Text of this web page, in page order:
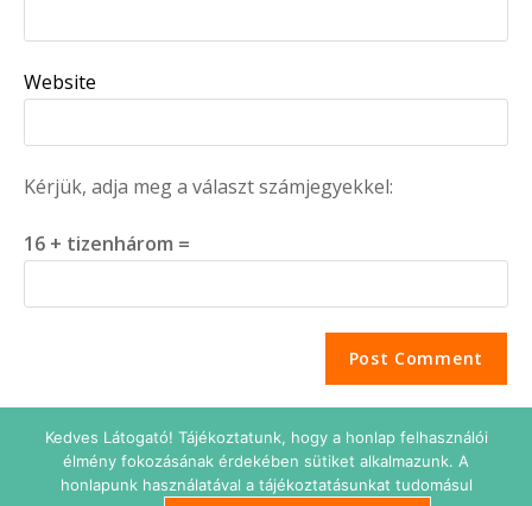
Website
Kérjük, adja meg a választ számjegyekkel:
16 + tizenhárom =
Kedves Látogató! Tájékoztatunk, hogy a honlap felhasználói
élmény fokozásának érdekében sütiket alkalmazunk. A
honlapunk használatával a tájékoztatásunkat tudomásul